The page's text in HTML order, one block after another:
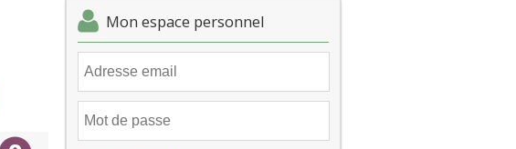
Mon espace personnel